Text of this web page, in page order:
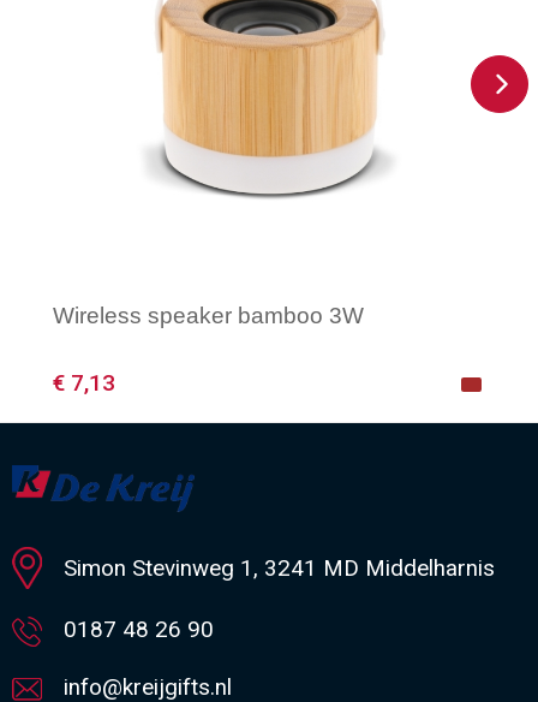
Wireless speaker bamboo 3W
€ 7,13
Minimale afname: 1
Simon Stevinweg 1, 3241 MD Middelharnis
0187 48 26 90
info@kreijgifts.nl